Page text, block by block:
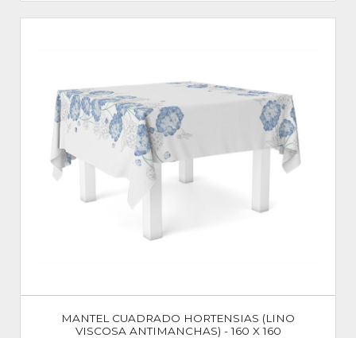
MANTEL CUADRADO HORTENSIAS (LINO
VISCOSA ANTIMANCHAS) - 160 X 160